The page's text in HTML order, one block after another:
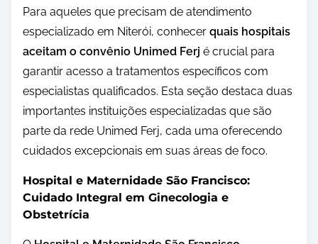
Para aqueles que precisam de atendimento
especializado em Niterói, conhecer quais hospitais
aceitam o convênio Unimed Ferj é crucial para
garantir acesso a tratamentos específicos com
especialistas qualificados. Esta seção destaca duas
importantes instituições especializadas que são
parte da rede Unimed Ferj, cada uma oferecendo
cuidados excepcionais em suas áreas de foco.
Hospital e Maternidade São Francisco:
Cuidado Integral em Ginecologia e
Obstetrícia